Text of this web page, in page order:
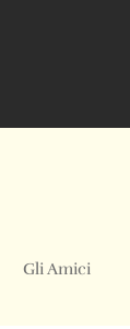
Gli Amici